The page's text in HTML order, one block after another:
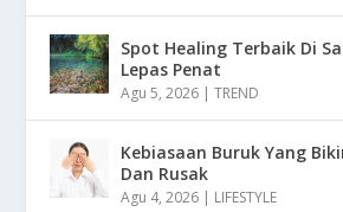
Spot Healing Terbaik Di
Lepas Penat
Agu 5, 2026 |TREND
Kebiasaan Buruk Yang
Dan Rusak
Agu 4, 2026 | LIFESTYLE